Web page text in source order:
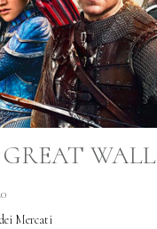
WALL
Mercati